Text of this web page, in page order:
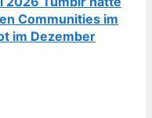
Communities im
im Dezember